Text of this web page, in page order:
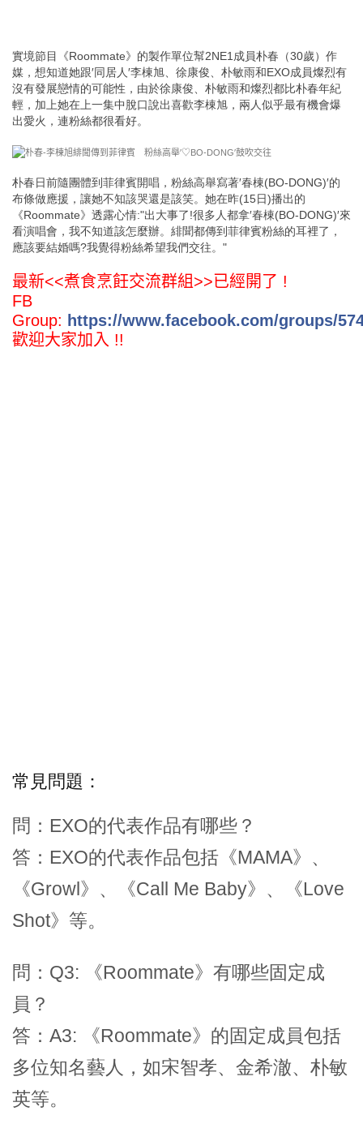
實境節目《Roommate》的製作單位幫2NE1成員朴春（30歲）作
媒，想知道她跟′同居人′李棟旭、徐康俊、朴敏雨和EXO成員燦烈有
沒有發展戀情的可能性，由於徐康俊、朴敏雨和燦烈都比朴春年紀
輕，加上她在上一集中脫口說出喜歡李棟旭，兩人似乎最有機會爆
出愛火，連粉絲都很看好。
朴春日前隨團體到菲律賓開唱，粉絲高舉寫著′春棟(BO-DONG)′的
布條做應援，讓她不知該哭還是該笑。她在昨(15日)播出的
《Roommate》透露心情:"出大事了!很多人都拿′春棟(BO-DONG)′來
看演唱會，我不知道該怎麼辦。緋聞都傳到菲律賓粉絲的耳裡了，
應該要結婚嗎?我覺得粉絲希望我們交往。"
最新<<煮食烹飪交流群組>>已經開了 !
FB
Group: https://www.facebook.com/groups/
歡迎大家加入 !!
常見問題：
問：EXO的代表作品有哪些？
答：EXO的代表作品包括《MAMA》、
《Growl》、《Call Me Baby》、《Love
Shot》等。
問：Q3: 《Roommate》有哪些固定成
員？
答：A3: 《Roommate》的固定成員包括
多位知名藝人，如宋智孝、金希澈、朴敏
英等。